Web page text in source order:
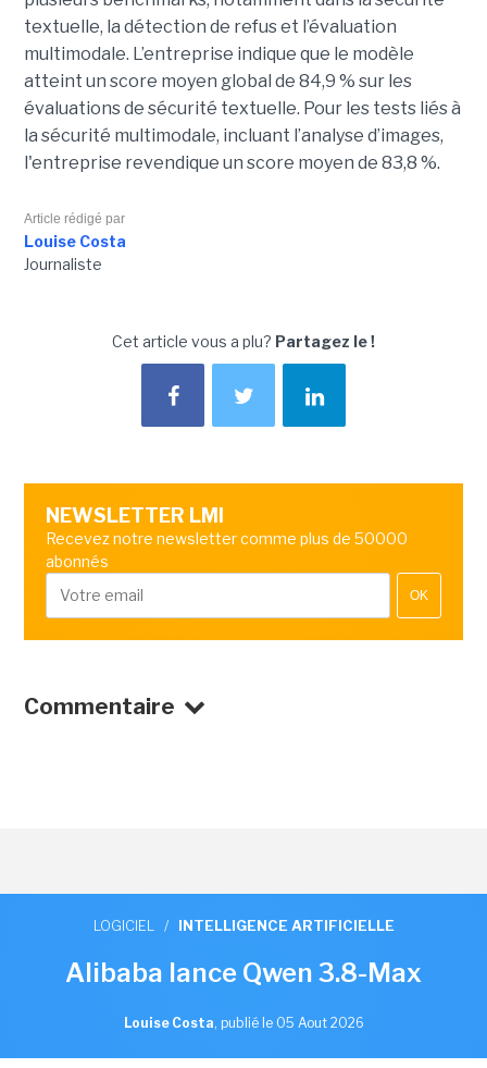
textuelle, la détection de refus et l’évaluation
multimodale. L’entreprise indique que le modèle
atteint un score moyen global de 84,9 % sur les
évaluations de sécurité textuelle. Pour les tests liés à
la sécurité multimodale, incluant l’analyse d’images,
l'entreprise revendique un score moyen de 83,8 %.
Article rédigé par
Louise Costa
Journaliste
Cet article vous a plu? Partagez le !
NEWSLETTER LMI
Recevez notre newsletter comme plus de 50000
abonnés
OK
Commentaire
LOGICIEL / INTELLIGENCE ARTIFICIELLE
Alibaba lance Qwen 3.8-Max
Louise Costa, publié le 05 Aout 2026